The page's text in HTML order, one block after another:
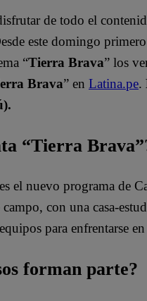
de todo el
este domingo
“Tierra Brava” los
Brava” en Latina.pe.
“Tierra
el nuevo programa de
con una casa-
para enfrentarse
forman parte?